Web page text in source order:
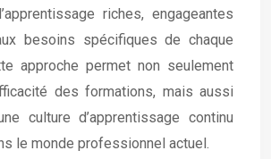
riches, engageantes
besoins spécifiques de chaque
approche permet non seulement
des formations, mais aussi
culture d’apprentissage continu
le monde professionnel actuel.